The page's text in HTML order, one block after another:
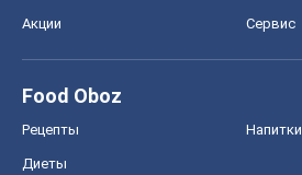
Акции Сервис
Food Oboz
Рецепты Напитки
Диеты